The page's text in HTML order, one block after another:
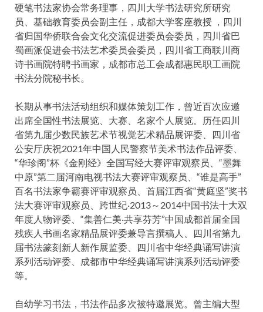
硬笔书法家协会常务理事，四川大学书法研究所研究
员、基础教育委员会副主任，成都大学客座教授 ，四川
省归国华侨联合会文化交流促进委员会委员，四川省巴
蜀画派促进会书法艺术委员会委员，四川省工商联川商
诗书画院特聘书画家，成都市总工会成都惠民职工画院
书法分院秘书长。
长期从事书法活动组织和媒体策划工作，曾近百次应邀
出席全国性书法展览、大赛、名家个人展览。历任四川
省第九届少数民族艺术节视觉艺术精品展评委、四川省
公安厅庆祝2021年中国人民警察节美术书法作品评委、
“华珍阁”杯《金刚经》全国写经大赛评审观察员、“墨舞
中原”第二届河南电视书法大赛评审观察员、“谁是高手”
百名书法家争霸赛评审观察员、首届江西省“黄庭坚”奖书
法大赛评审观察员、跨世纪·2013～2014中国书法十大双
年度人物评委、“集善仁美·共享芬芳”中国成都首届全国
残疾人书画名家精品展评委兼导言撰稿人、四川省第九
届书法篆刻新人新作展监委、四川省中华经典诵写讲演
系列活动评委、成都市中华经典诵写讲演系列活动评委
等。
自幼学习书法，书法作品多次被特邀展览。曾主编大型